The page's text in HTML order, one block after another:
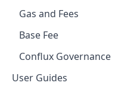
Gas and Fees
Base Fee
Conflux Governance
User Guides